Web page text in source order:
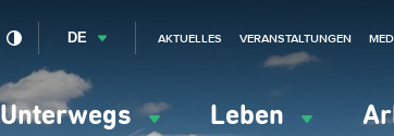
Unterwegs Leben
DE AKTUELLES VERANSTALTUNGEN